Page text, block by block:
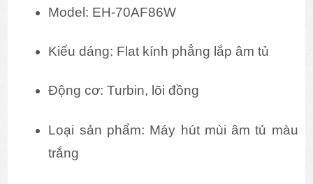
Model: EH-70AF86W
Kiểu dáng: Flat kính phẳng lắp âm tủ
Động cơ: Turbin, lõi đồng
Loại sản phẩm: Máy hút mùi âm tủ màu
trắng